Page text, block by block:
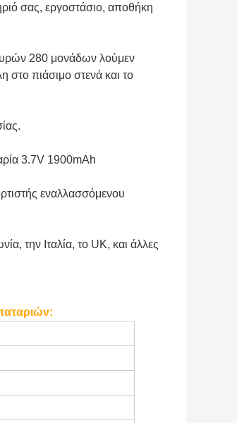
σας, εργοστάσιο, αποθήκη
280 μονάδων λούμεν
στο πιάσιμο στενά και το
3.7V 1900mAh
εναλλασσόμενου
την Ιταλία, το UK, και άλλες